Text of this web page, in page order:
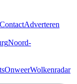
ContactAdverteren
Noord-
OnweerWolkenradar